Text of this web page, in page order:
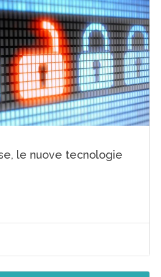
le nuove tecnologie